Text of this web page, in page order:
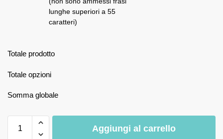
lunghe superiori a 55
caratteri)
Totale prodotto
Totale opzioni
Somma globale
Aggiungi al carrello